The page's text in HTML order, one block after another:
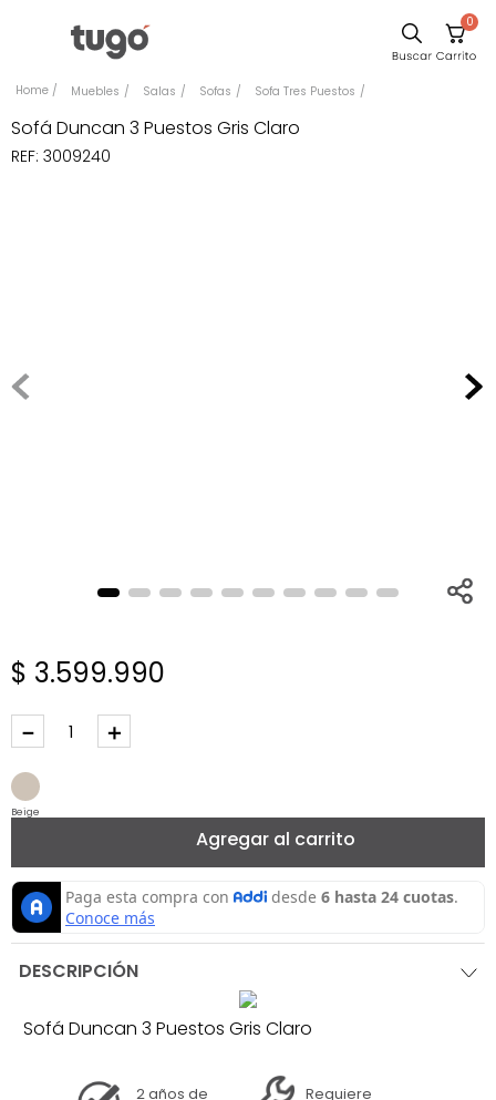
0
Muebles Salas Sofas Sofa Tres Puestos
Sofá Duncan 3 Puestos Gris Claro
REF: 3009240
$ 3.599.990
＋
－
Beige
Agregar al carrito
DESCRIPCIÓN
Sofá Duncan 3 Puestos Gris Claro
2 años de Requiere
Comedor
Silla